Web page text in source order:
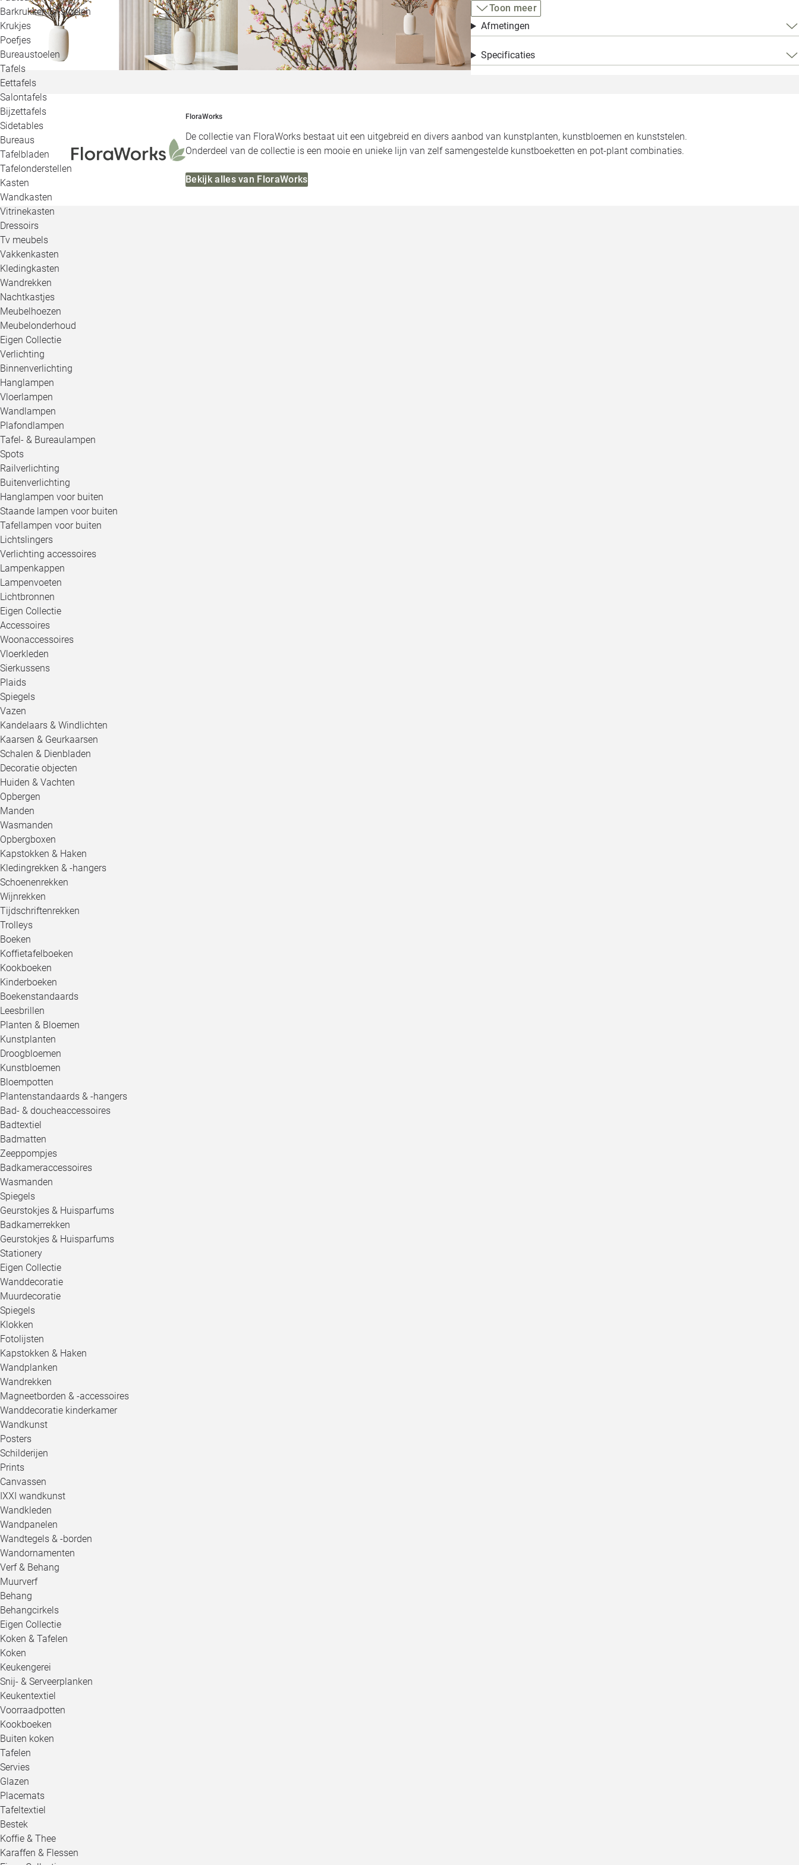
Barkrukken & -stoelen
Krukjes
Poefjes
Bureaustoelen
Tafels
Eettafels
Salontafels
Bijzettafels
Sidetables
Bureaus
Tafelbladen
Tafelonderstellen
Kasten
Wandkasten
Vitrinekasten
Dressoirs
Tv meubels
Vakkenkasten
Kledingkasten
Wandrekken
Nachtkastjes
Meubelhoezen
Meubelonderhoud
Eigen Collectie
Verlichting
Binnenverlichting
Hanglampen
Vloerlampen
Wandlampen
Plafondlampen
Tafel- & Bureaulampen
Spots
Railverlichting
Buitenverlichting
Hanglampen voor buiten
Staande lampen voor buiten
Tafellampen voor buiten
Lichtslingers
Verlichting accessoires
Lampenkappen
Lampenvoeten
Lichtbronnen
Eigen Collectie
Accessoires
Woonaccessoires
Vloerkleden
Sierkussens
Plaids
Spiegels
Vazen
Kandelaars & Windlichten
Kaarsen & Geurkaarsen
Schalen & Dienbladen
Decoratie objecten
Huiden & Vachten
Opbergen
Manden
Wasmanden
Opbergboxen
Kapstokken & Haken
Kledingrekken & -hangers
Schoenenrekken
Wijnrekken
Tijdschriftenrekken
Trolleys
Boeken
Koffietafelboeken
Kookboeken
Kinderboeken
Boekenstandaards
Leesbrillen
Planten & Bloemen
Kunstplanten
Droogbloemen
Kunstbloemen
Bloempotten
Plantenstandaards & -hangers
Bad- & doucheaccessoires
Badtextiel
Badmatten
Zeeppompjes
Badkameraccessoires
Wasmanden
Spiegels
Geurstokjes & Huisparfums
Badkamerrekken
Geurstokjes & Huisparfums
Stationery
Eigen Collectie
Wanddecoratie
Muurdecoratie
Spiegels
Klokken
Fotolijsten
Kapstokken & Haken
Wandplanken
Wandrekken
Magneetborden & -accessoires
Wanddecoratie kinderkamer
Wandkunst
Posters
Schilderijen
Prints
Canvassen
IXXI wandkunst
Wandkleden
Wandpanelen
Wandtegels & -borden
Wandornamenten
Verf & Behang
Muurverf
Behang
Behangcirkels
Eigen Collectie
Koken & Tafelen
Koken
Keukengerei
Snij- & Serveerplanken
Keukentextiel
Voorraadpotten
Kookboeken
Buiten koken
Tafelen
Servies
Glazen
Placemats
Tafeltextiel
Bestek
Koffie & Thee
Karaffen & Flessen
Loods 5
Toon meer
Afmetingen
Specificaties
FloraWorks
De collectie van FloraWorks bestaat uit een uitgebreid en divers aanbod van kunstplanten, kunstbloemen en kunststelen.
Onderdeel van de collectie is een mooie en unieke lijn van zelf samengestelde kunstboeketten en pot-plant combinaties.
Bekijk alles van FloraWorks